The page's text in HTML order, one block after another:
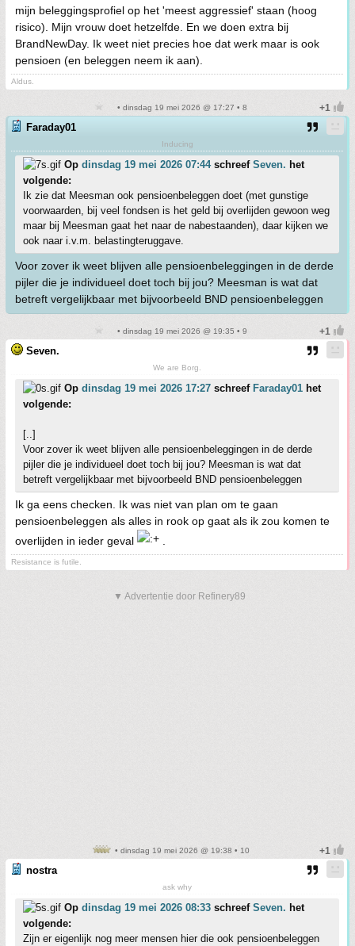
mijn beleggingsprofiel op het 'meest aggressief' staan (hoog
risico). Mijn vrouw doet hetzelfde. En we doen extra bij
BrandNewDay. Ik weet niet precies hoe dat werk maar is ook
pensioen (en beleggen neem ik aan).
Aldus.
• dinsdag 19 mei 2026 @ 17:27 • 8
Faraday01
Inducing
Op dinsdag 19 mei 2026 07:44schreef Seven. het
volgende:
Ik zie dat Meesman ook pensioenbeleggen doet (met gunstige
voorwaarden, bij veel fondsen is het geld bij overlijden gewoon weg
maar bij Meesman gaat het naar de nabestaanden), daar kijken we
ook naar i.v.m. belastingteruggave.
Voor zover ik weet blijven alle pensioenbeleggingen in de derde
pijler die je individueel doet toch bij jou? Meesman is wat dat
betreft vergelijkbaar met bijvoorbeeld BND pensioenbeleggen
• dinsdag 19 mei 2026 @ 19:35 • 9
Seven.
We are Borg.
Op dinsdag 19 mei 2026 17:27 schreef Faraday01 het
volgende:
[..]
Voor zover ik weet blijven alle pensioenbeleggingen in de derde
pijler die je individueel doet toch bij jou? Meesman is wat dat
betreft vergelijkbaar met bijvoorbeeld BND pensioenbeleggen
Ik ga eens checken. Ik was niet van plan om te gaan
pensioenbeleggen als alles in rook op gaat als ik zou komen te
overlijden in ieder geval
Resistance is futile.
▼ Advertentie door Refinery89
• dinsdag 19 mei 2026 @ 19:38 • 10
nostra
ask why
Op dinsdag 19 mei 2026 08:33 schreef Seven. het
volgende:
Zijn er eigenlijk nog meer mensen hier die ook pensioenbeleggen